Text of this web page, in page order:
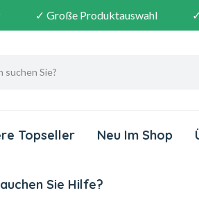
✓ Große Produktauswahl
Topseller Neu Im Shop
Sie Hilfe?